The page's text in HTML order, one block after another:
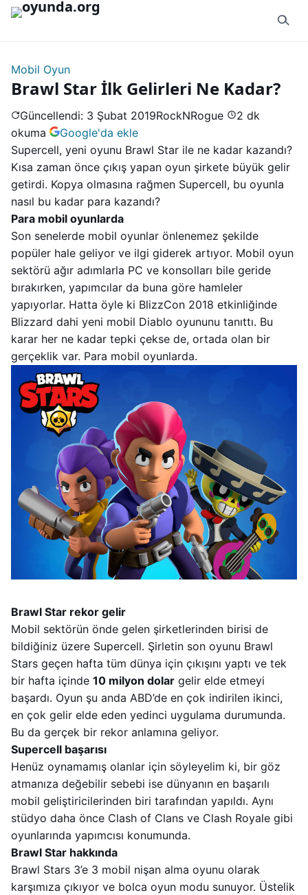
İçeriğe geç
Mobil Oyun
Brawl Star İlk Gelirleri Ne Kadar?
Güncellendi: 3 Şubat 2019RockNRogue
2 dk
okuma
Google'da ekle
Supercell, yeni oyunu Brawl Star ile ne kadar kazandı?
Kısa zaman önce çıkış yapan oyun şirkete büyük gelir
getirdi. Kopya olmasına rağmen Supercell, bu oyunla
nasıl bu kadar para kazandı?
Para mobil oyunlarda
Son senelerde mobil oyunlar önlenemez şekilde
popüler hale geliyor ve ilgi giderek artıyor. Mobil oyun
sektörü ağır adımlarla PC ve konsolları bile geride
bırakırken, yapımcılar da buna göre hamleler
yapıyorlar. Hatta öyle ki BlizzCon 2018 etkinliğinde
Blizzard dahi yeni mobil Diablo oyununu tanıttı. Bu
karar her ne kadar tepki çekse de, ortada olan bir
gerçeklik var. Para mobil oyunlarda.
Brawl Star rekor gelir
Mobil sektörün önde gelen şirketlerinden birisi de
bildiğiniz üzere Supercell. Şirletin son oyunu Brawl
Stars geçen hafta tüm dünya için çıkışını yaptı ve tek
bir hafta içinde 10 milyon dolar gelir elde etmeyi
başardı. Oyun şu anda ABD’de en çok indirilen ikinci,
en çok gelir elde eden yedinci uygulama durumunda.
Bu da gerçek bir rekor anlamına geliyor.
Supercell başarısı
Henüz oynamamış olanlar için söyleyelim ki, bir göz
atmanıza değebilir sebebi ise dünyanın en başarılı
mobil geliştiricilerinden biri tarafından yapıldı. Aynı
stüdyo daha önce Clash of Clans ve Clash Royale gibi
oyunlarında yapımcısı konumunda.
Brawl Star hakkında
Brawl Stars 3’e 3 mobil nişan alma oyunu olarak
karşımıza çıkıyor ve bolca oyun modu sunuyor. Üstelik